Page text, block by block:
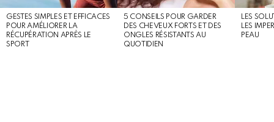
GESTES SIMPLES ET EFFICACES
POUR AMÉLIORER LA
RÉCUPÉRATION APRÈS LE
SPORT
5 CONSEILS POUR GARDER
DES CHEVEUX FORTS ET DES
ONGLES RÉSISTANTS AU
QUOTIDIEN
LES
LES
PEAU